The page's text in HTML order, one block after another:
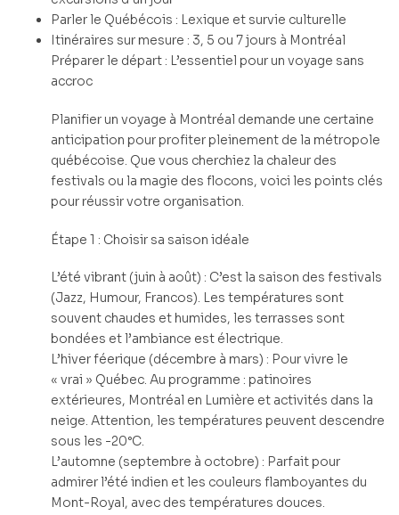
Parler le Québécois : Lexique et survie culturelle
Itinéraires sur mesure : 3, 5 ou 7 jours à Montréal
Préparer le départ : L’essentiel pour un voyage sans
accroc
Planifier un voyage à Montréal demande une certaine
anticipation pour profiter pleinement de la métropole
québécoise. Que vous cherchiez la chaleur des
festivals ou la magie des flocons, voici les points clés
pour réussir votre organisation.
Étape 1 : Choisir sa saison idéale
L’été vibrant (juin à août) : C’est la saison des festivals
(Jazz, Humour, Francos). Les températures sont
souvent chaudes et humides, les terrasses sont
bondées et l’ambiance est électrique.
L’hiver féerique (décembre à mars) : Pour vivre le
« vrai » Québec. Au programme : patinoires
extérieures, Montréal en Lumière et activités dans la
neige. Attention, les températures peuvent descendre
sous les -20°C.
L’automne (septembre à octobre) : Parfait pour
admirer l’été indien et les couleurs flamboyantes du
Mont-Royal, avec des températures douces.